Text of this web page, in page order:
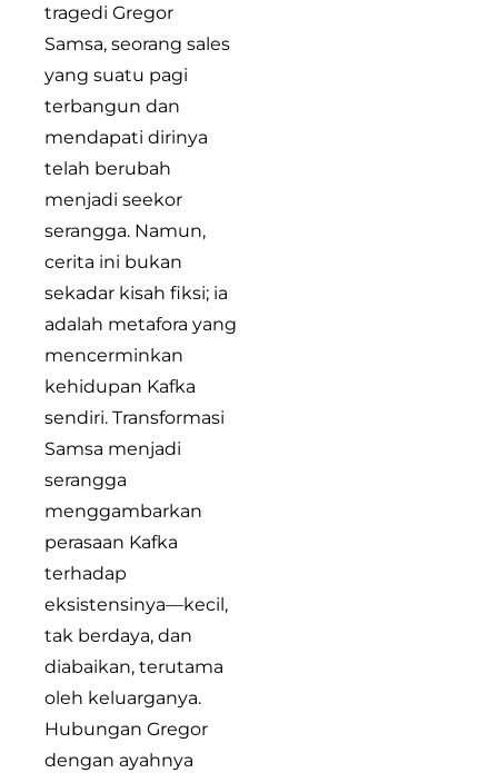
tragedi Gregor
Samsa, seorang sales
yang suatu pagi
terbangun dan
mendapati dirinya
telah berubah
menjadi seekor
serangga. Namun,
cerita ini bukan
sekadar kisah fiksi; ia
adalah metafora yang
mencerminkan
kehidupan Kafka
sendiri. Transformasi
Samsa menjadi
serangga
menggambarkan
perasaan Kafka
terhadap
eksistensinya—kecil,
tak berdaya, dan
diabaikan, terutama
oleh keluarganya.
Hubungan Gregor
dengan ayahnya